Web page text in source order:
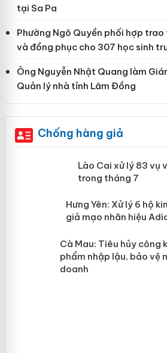
tại Sa Pa
Phường Ngô Quyền phối hợp
và đồng phục cho 307 học sinh
Ông Nguyễn Nhật Quang làm
Quản lý nhà tỉnh Lâm Đồng
Chống hàng giả
Lào Cai xử lý 83
mại trong tháng 7
Hưng Yên: Xử lý 6
hàng giả mạo